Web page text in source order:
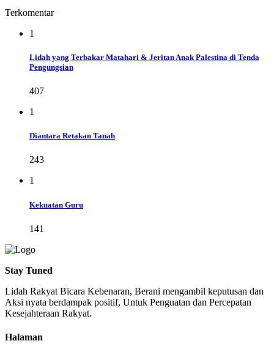
Terkomentar
1
Lidah yang Terbakar Matahari & Jeritan Anak Palestina di Tenda
Pengungsian
407
1
Diantara Retakan Tanah
243
1
Kekuatan Guru
141
Stay Tuned
Lidah Rakyat Bicara Kebenaran, Berani mengambil keputusan dan
Aksi nyata berdampak positif, Untuk Penguatan dan Percepatan
Kesejahteraan Rakyat.
Halaman